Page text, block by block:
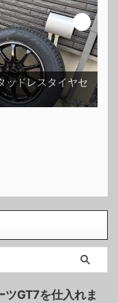
ッドレスタイヤセ
ツGT7を仕入れま